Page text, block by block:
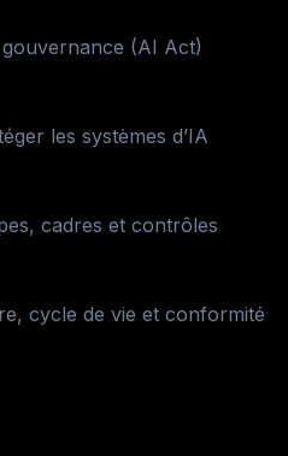
gouvernance (AI Act)
les systèmes d’IA
cadres et contrôles
cycle de vie et conformité